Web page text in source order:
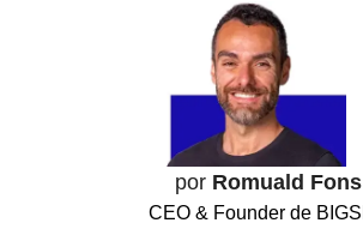
por Romuald Fons
CEO & Founder de